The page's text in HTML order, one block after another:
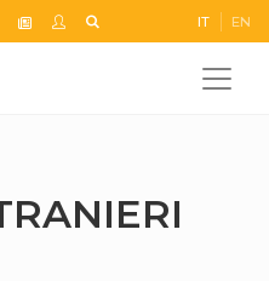
Calendario Eventi
Icona Newsletter
Icona My Civica IT EN